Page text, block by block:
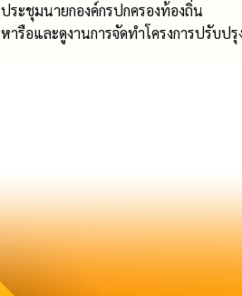
ประชุมนายกองค์กรปกครองท้องถิ่น
หารือและดูงานการจัดทำโครงการปรับป